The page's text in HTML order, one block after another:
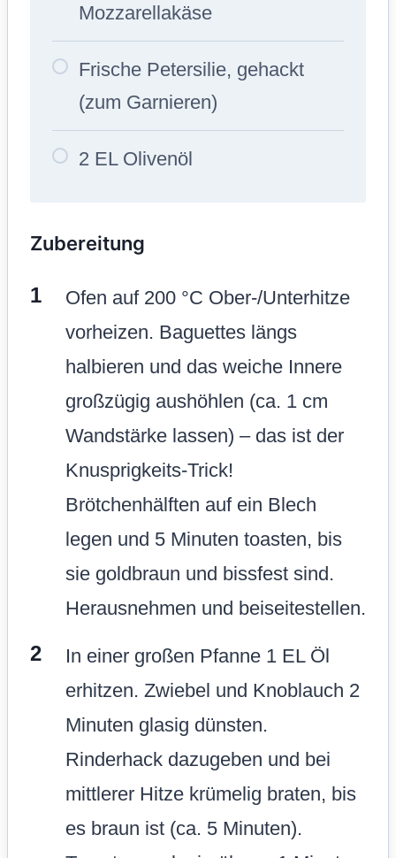
Mozzarellakäse
Frische Petersilie, gehackt
(zum Garnieren)
2 EL Olivenöl
Zubereitung
Ofen auf 200 °C Ober-/Unterhitze
vorheizen. Baguettes längs
halbieren und das weiche Innere
großzügig aushöhlen (ca. 1 cm
Wandstärke lassen) – das ist der
Knusprigkeits-Trick!
Brötchenhälften auf ein Blech
legen und 5 Minuten toasten, bis
sie goldbraun und bissfest sind.
Herausnehmen und beiseitestellen.
In einer großen Pfanne 1 EL Öl
erhitzen. Zwiebel und Knoblauch 2
Minuten glasig dünsten.
Rinderhack dazugeben und bei
mittlerer Hitze krümelig braten, bis
es braun ist (ca. 5 Minuten).